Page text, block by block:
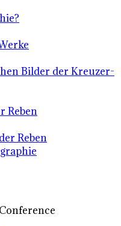
Bilder der Kreuzer-
Reben
Reben